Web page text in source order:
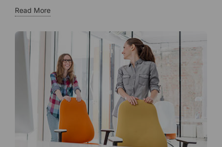
Read More